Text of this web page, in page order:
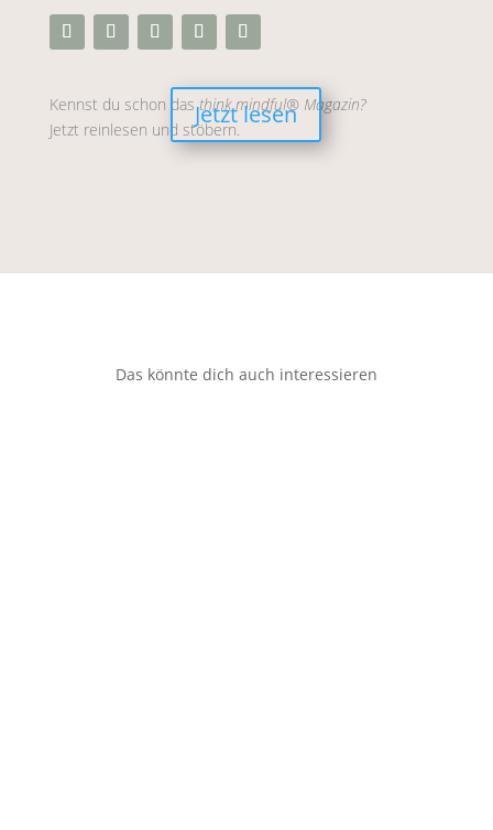
Kennst du schon dasthink mindful® Magazin?
Jetzt reinlesen und stöbern.
Jetzt lesen
Das könnte dich auch interessieren